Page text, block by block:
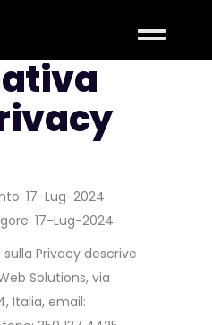
17-Lug-2024
17-Lug-2024
Privacy descrive
Solutions, via
Italia, email: